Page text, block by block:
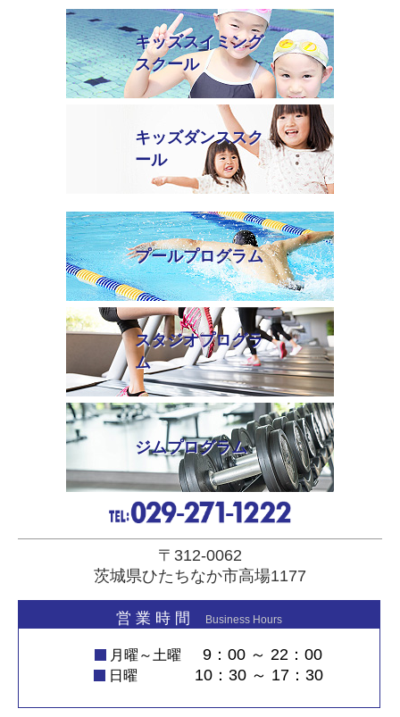
キッズスイミング
スクール
キッズダンススク
ール
プールプログラム
スタジオプログラ
ム
ジムプログラム
〒312-0062
茨城県ひたちなか市高場1177
営 業 時 間 Business Hours
月曜～土曜 9：00 ～ 22：00
日曜 10：30 ～ 17：30